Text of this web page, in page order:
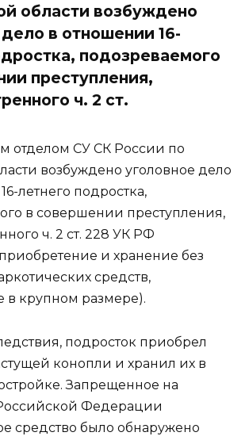
области возбуждено
в отношении 16-
подозреваемого
преступления,
ч. 2 ст.
отделом СУ СК России по
возбуждено уголовное дело
летнего подростка,
в совершении преступления,
ч. 2 ст. 228 УК РФ
и хранение без
средств,
крупном размере).
подросток приобрел
конопли и хранил их в
Запрещенное на
Федерации
средство было обнаружено